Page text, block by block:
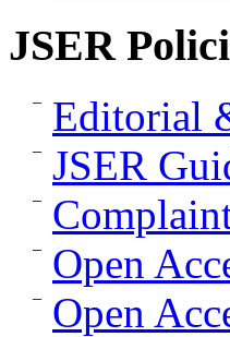
JSER
Editorial
JSER
Open
Open